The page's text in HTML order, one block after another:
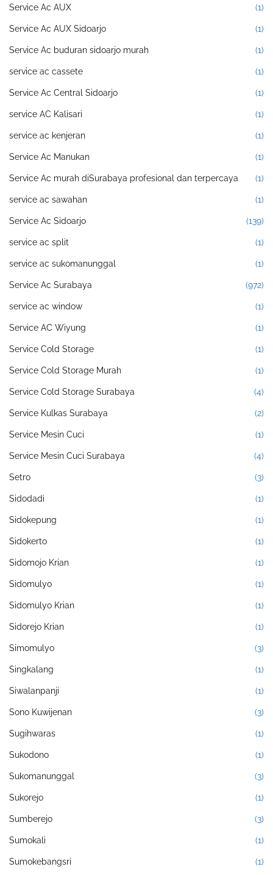
Service Ac AUX (1)
Service Ac AUX Sidoarjo (1)
Service Ac buduran sidoarjo murah (1)
service ac cassete (1)
Service Ac Central Sidoarjo (1)
service AC Kalisari (1)
service ac kenjeran (1)
Service Ac Manukan (1)
Service Ac murah diSurabaya profesional dan terpercaya (1)
service ac sawahan (1)
Service Ac Sidoarjo (139)
service ac split (1)
service ac sukomanunggal (1)
Service Ac Surabaya (972)
service ac window (1)
Service AC Wiyung (1)
Service Cold Storage (1)
Service Cold Storage Murah (1)
Service Cold Storage Surabaya (4)
Service Kulkas Surabaya (2)
Service Mesin Cuci (1)
Service Mesin Cuci Surabaya (4)
Setro (3)
Sidodadi (1)
Sidokepung (1)
Sidokerto (1)
Sidomojo Krian (1)
Sidomulyo (1)
Sidomulyo Krian (1)
Sidorejo Krian (1)
Simomulyo (3)
Singkalang (1)
Siwalanpanji (1)
Sono Kuwijenan (3)
Sugihwaras (1)
Sukodono (1)
Sukomanunggal (3)
Sukorejo (1)
Sumberejo (3)
Sumokali (1)
Sumokebangsri (1)